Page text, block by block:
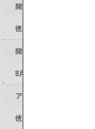
開催地
徳島県徳島市 中心部
開催時期
8月12日～15日（毎年同
アクセス
徳島阿波おどり空港から